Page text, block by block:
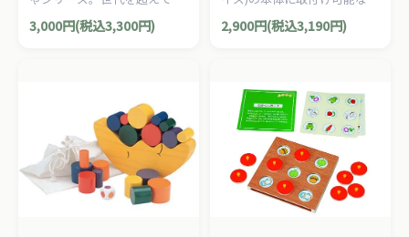
されるアヒルの木製プルトイ
です。
3,000円(税込3,300円)
クセサリーです。エンジン音
とクラクションの2種類のサ
2,900円(税込3,190円)